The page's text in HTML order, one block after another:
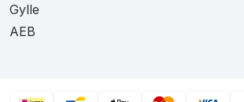
Gylle
AEB